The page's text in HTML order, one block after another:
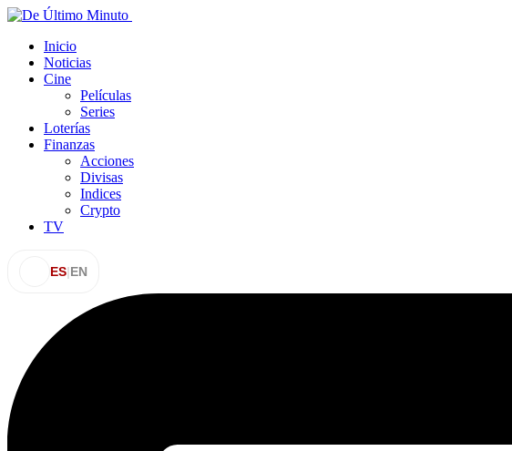
Inicio
Noticias
Cine
Películas
Series
Loterías
Finanzas
Acciones
Divisas
Indices
Crypto
TV
ES|EN